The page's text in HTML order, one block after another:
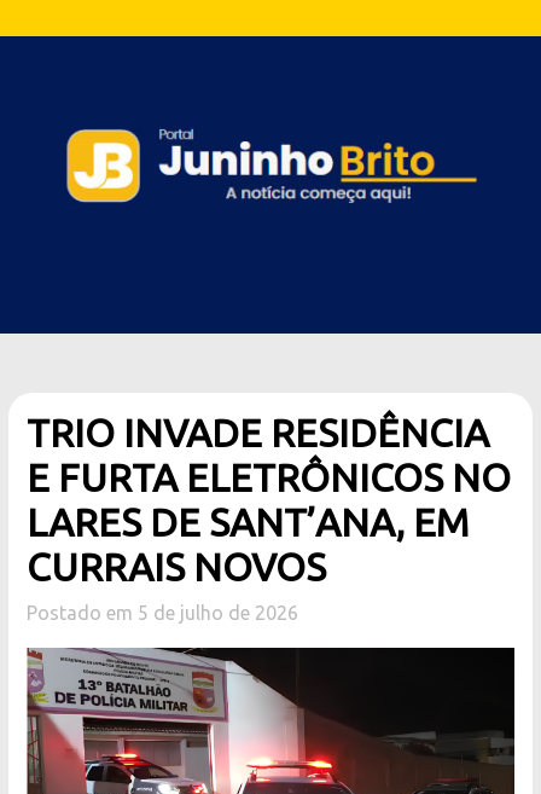
TRIO INVADE RESIDÊNCIA
E FURTA ELETRÔNICOS NO
LARES DE SANT’ANA, EM
CURRAIS NOVOS
Postado em 5 de julho de 2026